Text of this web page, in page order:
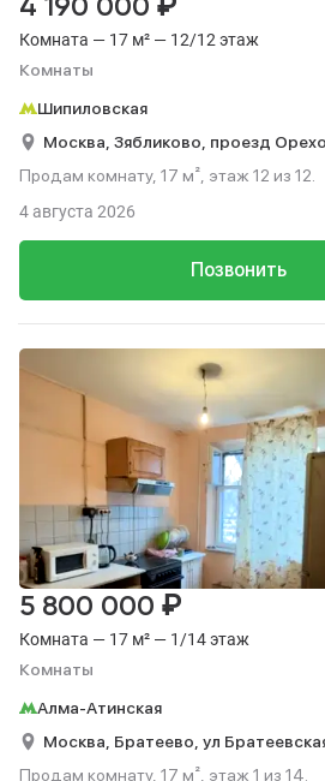
Комната — 17 м² — 12/12 этаж
Комнаты
4 190 000
Шипиловская
Москва, Зябликово, проезд
Продам комнату, 17 м², этаж 12 из 12.
Позвонить
4 августа 2026
Комната — 17 м² — 1/14 этаж
Комнаты
5 800 000 ₽
Алма-Атинская
Москва, Братеево, ул
Продам комнату, 17 м², этаж 1 из 14.